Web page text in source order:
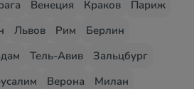
Венеция Краков
Париж
Львов Рим
Берлин
Тель-Авив
Зальцбург
Верона
Милан